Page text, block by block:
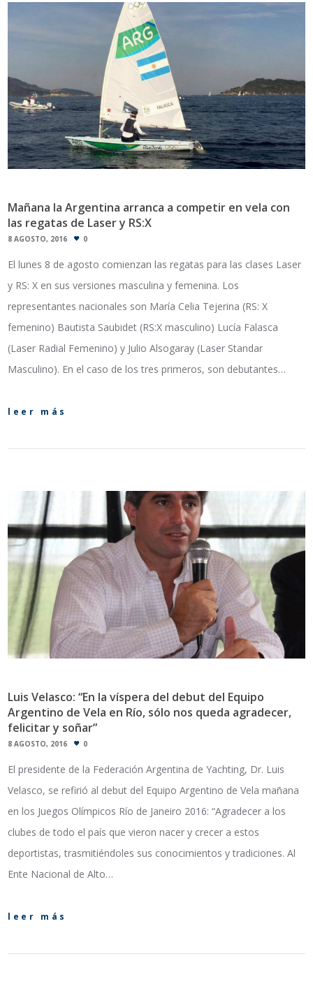
Mañana la Argentina arranca a competir en vela con
las regatas de Laser y RS:X
8 AGOSTO, 2016 0
El lunes 8 de agosto comienzan las regatas para las clases Laser
y RS: X en sus versiones masculina y femenina. Los
representantes nacionales son María Celia Tejerina (RS: X
femenino) Bautista Saubidet (RS:X masculino) Lucía Falasca
(Laser Radial Femenino) y Julio Alsogaray (Laser Standar
Masculino). En el caso de los tres primeros, son debutantes…
leer más
Luis Velasco: “En la víspera del debut del Equipo
Argentino de Vela en Río, sólo nos queda agradecer,
felicitar y soñar”
8 AGOSTO, 2016 0
El presidente de la Federación Argentina de Yachting, Dr. Luis
Velasco, se refirió al debut del Equipo Argentino de Vela mañana
en los Juegos Olímpicos Río de Janeiro 2016: “Agradecer a los
clubes de todo el país que vieron nacer y crecer a estos
deportistas, trasmitiéndoles sus conocimientos y tradiciones. Al
Ente Nacional de Alto…
leer más